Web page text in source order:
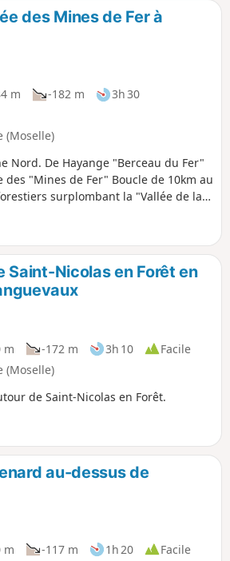
des Mines de Fer à
m -182 m
3h 30
(Moselle)
Nord. De Hayange "Berceau du Fer"
des "Mines de Fer" Boucle de 10km au
surplombant la "Vallée de la
Saint-Nicolas en Forêt en
m -172 m 3h 10
Facile
(Moselle)
de Saint-Nicolas en Forêt.
au-dessus de
m -117 m 1h 20
Facile